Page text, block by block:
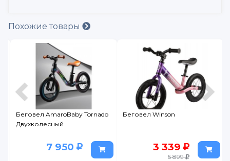
Похожие товары
Беговел AmaroBaby Tornado
Двухколесный
7 950
Беговел Winson
3 339
5 899